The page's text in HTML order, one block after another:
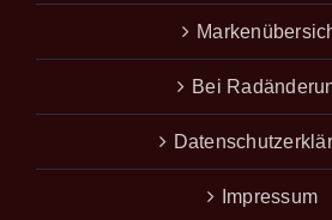
Bei
Impressum